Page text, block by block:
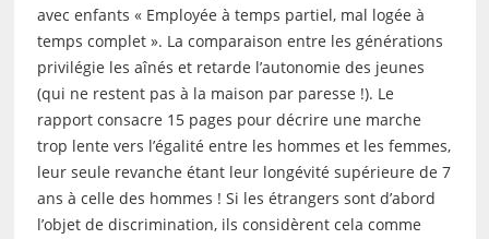
avec enfants « Employée à temps partiel, mal logée à
temps complet ». La comparaison entre les générations
privilégie les aînés et retarde l’autonomie des jeunes
(qui ne restent pas à la maison par paresse !). Le
rapport consacre 15 pages pour décrire une marche
trop lente vers l’égalité entre les hommes et les femmes,
leur seule revanche étant leur longévité supérieure de 7
ans à celle des hommes ! Si les étrangers sont d’abord
l’objet de discrimination, ils considèrent cela comme